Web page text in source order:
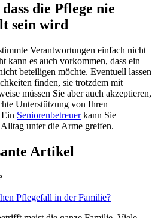
die Pflege nie
sein wird
Verantwortungen einfach nicht
kann es auch vorkommen, dass ein
beteiligen möchte. Eventuell lassen
finden, sie trotzdem mit
müssen Sie aber auch akzeptieren,
Unterstützung von Ihren
Seniorenbetreuerkann Sie
unter die Arme greifen.
Artikel
Pflegefall in der Familie?